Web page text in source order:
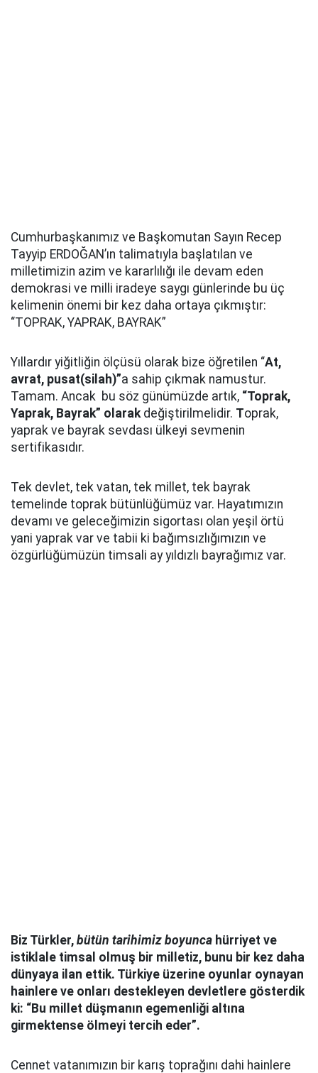
Cumhurbaşkanımız ve Başkomutan Sayın Recep
Tayyip ERDOĞAN’ın talimatıyla başlatılan ve
milletimizin azim ve kararlılığı ile devam eden
demokrasi ve milli iradeye saygı günlerinde bu üç
kelimenin önemi bir kez daha ortaya çıkmıştır:
“TOPRAK, YAPRAK, BAYRAK”
Yıllardır yiğitliğin ölçüsü olarak bize öğretilen “At,
avrat, pusat(silah)”a sahip çıkmak namustur.
Tamam. Ancak bu söz günümüzde artık, “Toprak,
Yaprak, Bayrak” olarakdeğiştirilmelidir. Toprak,
yaprak ve bayrak sevdası ülkeyi sevmenin
sertifikasıdır.
Tek devlet, tek vatan, tek millet, tek bayrak
temelinde toprak bütünlüğümüz var. Hayatımızın
devamı ve geleceğimizin sigortası olan yeşil örtü
yani yaprak var ve tabii ki bağımsızlığımızın ve
özgürlüğümüzün timsali ay yıldızlı bayrağımız var.
Biz Türkler, bütün tarihimiz boyunca hürriyet ve
istiklale timsal olmuş bir milletiz, bunu bir kez daha
dünyaya ilan ettik. Türkiye üzerine oyunlar oynayan
hainlere ve onları destekleyen devletlere gösterdik
ki: “Bu millet düşmanın egemenliği altına
girmektense ölmeyi tercih eder”.
Cennet vatanımızın bir karış toprağını dahi hainlere